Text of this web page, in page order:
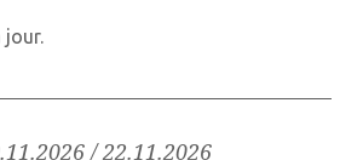
jour.
/ 22.11.2026